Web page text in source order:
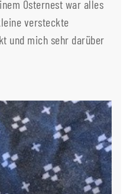
Osternest war alles
versteckte
und mich sehr darüber